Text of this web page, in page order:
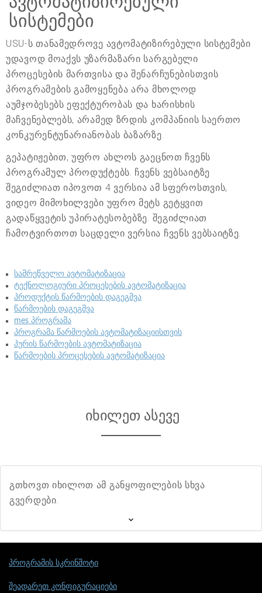
სისტემები
USU-ს თანამედროვე ავტომატიზირებული სისტემები
უდავოდ მოაქვს უზარმაზარი სარგებელი
პროცესების მართვისა და შენარჩუნებისთვის.
პროგრამების გამოყენება არა მხოლოდ
აუმჯობესებს ეფექტურობას და ხარისხის
მაჩვენებლებს, არამედ ზრდის კომპანიის საერთო
კონკურენტუნარიანობას ბაზარზე.
გეპატიჟებით, უფრო ახლოს გაეცნოთ ჩვენს
პროგრამულ პროდუქტებს. ჩვენს ვებსაიტზე
შეგიძლიათ იპოვოთ 4 ვერსია ამ სფეროსთვის,
ვიდეო მიმოხილვები უფრო მეტს გეტყვით
გადაწყვეტის უპირატესობებზე. შეგიძლიათ
ჩამოტვირთოთ საცდელი ვერსია ჩვენს ვებსაიტზე.
სამრეწველო ავტომატიზაცია
ტექნოლოგიური პროცესების ავტომატიზაცია
პროდუქტის წარმოების დაგეგმვა
წარმოების დაგეგმვა
mes პროგრამა
პროგრამა წარმოების ავტომატიზაციისთვის
პურის წარმოების ავტომატიზაცია
წარმოების პროცესების ავტომატიზაცია
იხილეთ ასევე
გთხოვთ იხილოთ ამ განყოფილების სხვა
გვერდები.
პროგრამის სკრინშოტი
შეადარეთ კონფიგურაციები